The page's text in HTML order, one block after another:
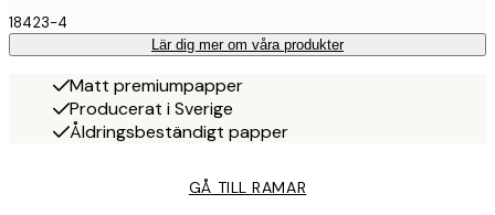
18423-4
Lär dig mer om våra produkter
Matt premiumpapper
Producerat i Sverige
Åldringsbeständigt papper
GÅ TILL RAMAR